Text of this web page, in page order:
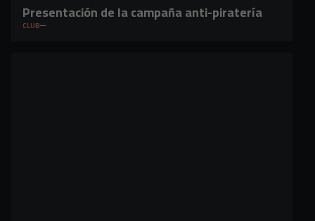
Presentación de la campaña anti-piratería
CLUB